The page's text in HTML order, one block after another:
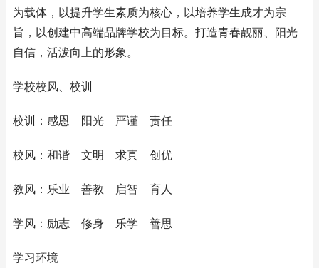
为载体，以提升学生素质为核心，以培养学生成才为宗
旨，以创建中高端品牌学校为目标。打造青春靓丽、阳光
自信，活泼向上的形象。
学校校风、校训
校训：感恩 阳光 严谨 责任
校风：和谐 文明 求真 创优
教风：乐业 善教 启智 育人
学风：励志 修身 乐学 善思
学习环境